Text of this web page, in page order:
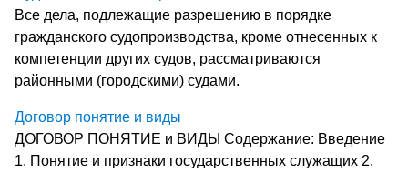
Все дела, подлежащие разрешению в порядке
гражданско­го судопроизводства, кроме отнесенных к
компетенции других судов, рассматриваются
районными (городскими) судами.
Договор понятие и виды
ДОГОВОР ПОНЯТИЕ и ВИДЫ Содержание: Введение
1. Понятие и признаки государственных служащих 2.